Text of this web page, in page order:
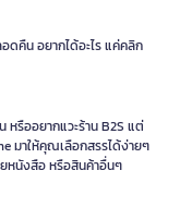
คืน อยากได้อะไร แค่คลิก
หรืออยากแวะร้าน B2S แต่
มาให้คุณเลือกสรรได้ง่ายๆ
หนังสือ หรือสินค้าอื่นๆ